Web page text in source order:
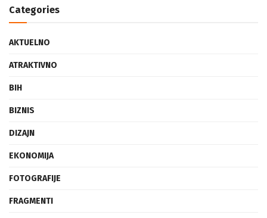
Categories
AKTUELNO
ATRAKTIVNO
BIH
BIZNIS
DIZAJN
EKONOMIJA
FOTOGRAFIJE
FRAGMENTI